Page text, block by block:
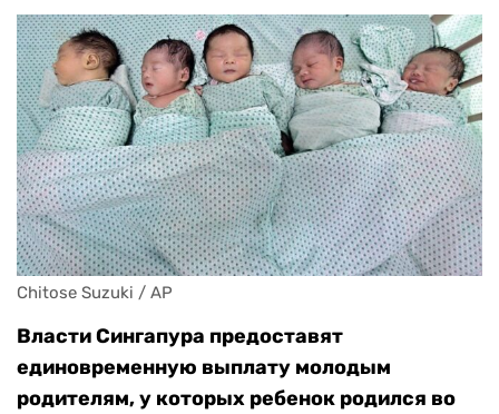
Chitose Suzuki / AP
Власти Сингапура предоставят
единовременную выплату молодым
родителям, у которых ребенок родился во